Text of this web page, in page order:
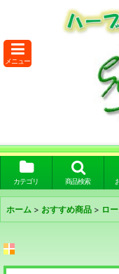
メニュー
カテゴリ 商品検索
ホーム > おすすめ商品 > ロ